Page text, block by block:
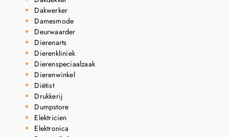
Dakwerker
Damesmode
Deurwaarder
Dierenarts
Dierenkliniek
Dierenspeciaalzaak
Dierenwinkel
Diëtist
Drukkerij
Dumpstore
Elektricien
Elektronica